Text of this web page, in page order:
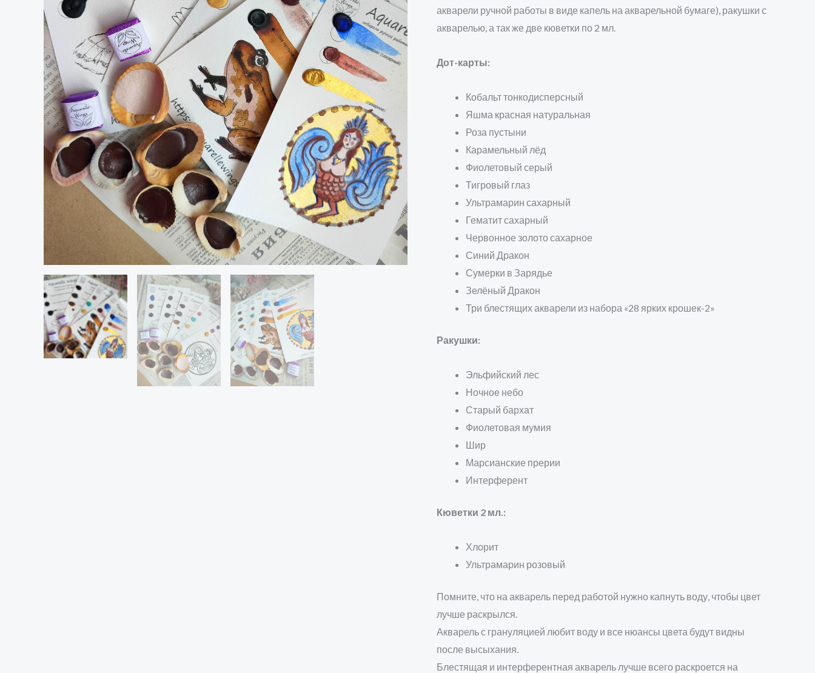
акварели ручной работы в виде капель на акварельной бумаге), ракушки с
акварелью, а так же две кюветки по 2 мл.
Дот-карты:
Кобальт тонкодисперсный
Яшма красная натуральная
Роза пустыни
Карамельный лёд
Фиолетовый серый
Тигровый глаз
Ультрамарин сахарный
Гематит сахарный
Червонное золото сахарное
Синий Дракон
Сумерки в Зарядье
Зелёный Дракон
Три блестящих акварели из набора «28 ярких крошек-2»
Ракушки:
Эльфийский лес
Ночное небо
Старый бархат
Фиолетовая мумия
Шир
Марсианские прерии
Интерферент
Кюветки 2 мл.:
Хлорит
Ультрамарин розовый
Помните, что на акварель перед работой нужно капнуть воду, чтобы цвет
лучше раскрылся.
Акварель с грануляцией любит воду и все нюансы цвета будут видны
после высыхания.
Блестящая и интерферентная акварель лучше всего раскроется на